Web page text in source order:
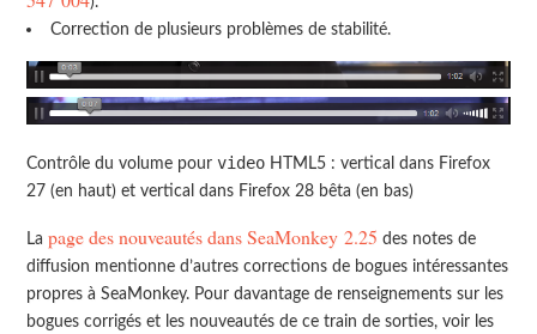
Correction de plusieurs problèmes de stabilité.
Contrôle du volume pourvideo HTML5 : vertical dans Firefox
27 (en haut) et vertical dans Firefox 28 bêta (en bas)
Lapage des nouveautés dans SeaMonkey 2.25 des notes de
diffusion mentionne d’autres corrections de bogues intéressantes
propres à SeaMonkey. Pour davantage de renseignements sur les
bogues corrigés et les nouveautés de ce train de sorties, voir les